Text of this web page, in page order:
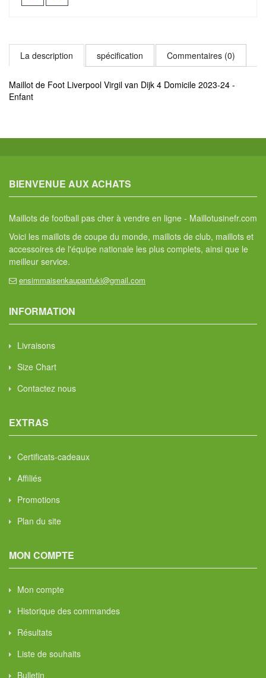
La description spécification Commentaires (0)
Maillot de Foot Liverpool Virgil van Dijk 4 Domicile 2023-24 -
Enfant
BIENVENUE AUX ACHATS
Maillots de football pas cher à vendre en ligne - Maillotusinefr.com
Voici les maillots de coupe du monde, maillots de club, maillots et
accessoires de l'équipe nationale les plus complets, ainsi que le
meilleur service.
ensimmaisenkaupantuki@gmail.com
INFORMATION
Livraisons
Size Chart
Contactez nous
EXTRAS
Certificats-cadeaux
Affiliés
Promotions
Plan du site
MON COMPTE
Mon compte
Historique des commandes
Résultats
Liste de souhaits
Bulletin